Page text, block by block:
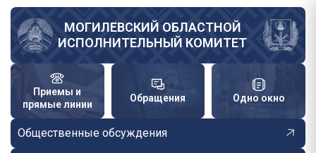
Перейти
основному
содержанию
МОГИЛЕВСКИЙ ОБЛАСТНОЙ
ИСПОЛНИТЕЛЬНЫЙ КОМИТЕТ
Приемы и
прямые линии
Обращения Одно окно
Общественные обсуждения